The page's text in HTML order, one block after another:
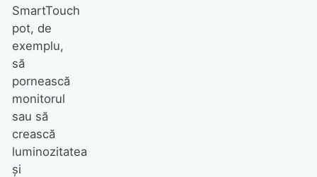
SmartTouch
pot, de
exemplu,
să
pornească
monitorul
sau să
crească
luminozitatea
şi